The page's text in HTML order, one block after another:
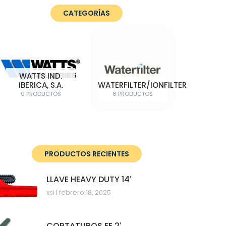
CATEGORÍAS
WATTS IND.
IBERICA, S.A.
9 PRODUCTOS
WATERFILTER/IONFILTER
8 PRODUCTOS
PRODUCTOS RECIENTES
LLAVE HEAVY DUTY 14′
xsi febrero 18, 2025